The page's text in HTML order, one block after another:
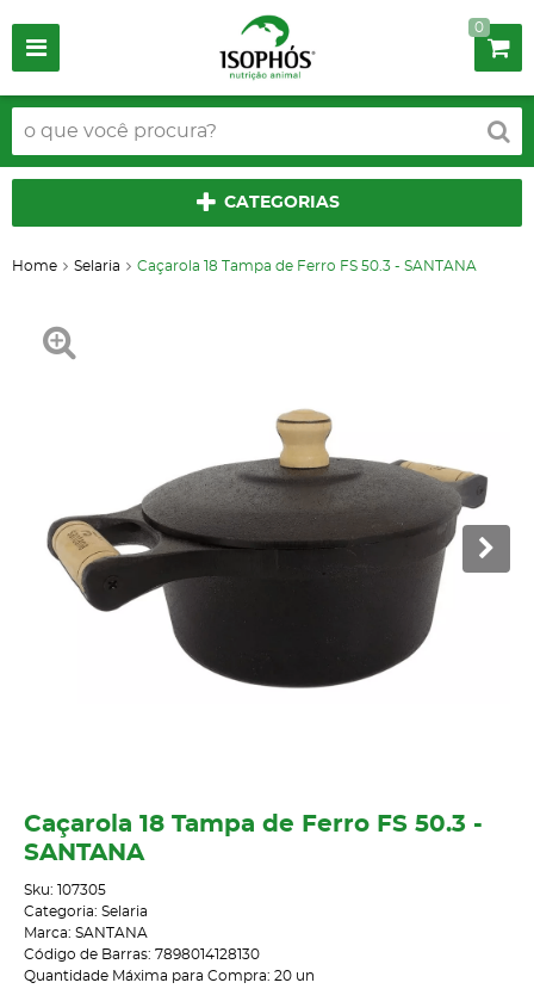
0
CATEGORIAS
Home Selaria Caçarola 18 Tampa de Ferro FS 50.3 - SANTANA
Caçarola 18 Tampa de Ferro FS 50.3 -
SANTANA
Sku: 107305
Categoria: Selaria
Marca: SANTANA
Código de Barras: 7898014128130
Quantidade Máxima para Compra: 20 un